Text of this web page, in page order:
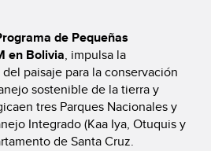
de Pequeñas
en Bolivia, impulsa la
paisaje para la conservación
sostenible de la tierra y
tres Parques Nacionales y
Integrado (Kaa Iya, Otuquis y
de Santa Cruz.